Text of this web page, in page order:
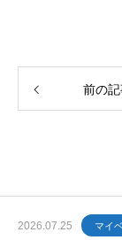
前の
2026.07.25 マイ